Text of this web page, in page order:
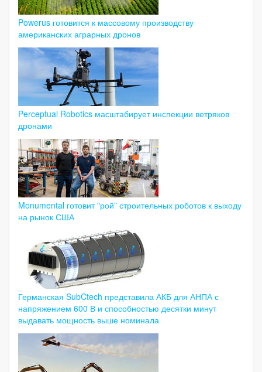
Powerus готовится к массовому производству
американских аграрных дронов
Perceptual Robotics масштабирует инспекции ветряков
дронами
Monumental готовит "рой" строительных роботов к выходу
на рынок США
Германская SubCtech представила АКБ для АНПА с
напряжением 600 В и способностью десятки минут
выдавать мощность выше номинала